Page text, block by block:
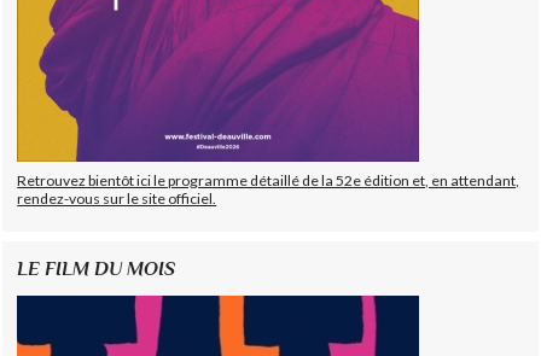
Retrouvez bientôt ici le programme détaillé de la 52e édition et, en attendant,
rendez-vous sur le site officiel.
LE FILM DU MOIS